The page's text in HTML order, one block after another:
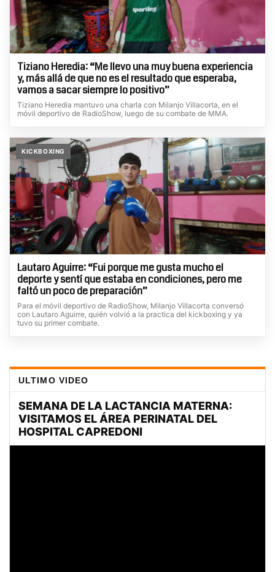
Tiziano Heredia: “Me llevo una muy buena experiencia
y, más allá de que no es el resultado que esperaba,
vamos a sacar siempre lo positivo”
Tiziano Heredia mantuvo una charla con Milanjo Villacorta, en el
móvil deportivo de RadioShow, luego de su combate de MMA.
KICKBOXING
Lautaro Aguirre: “Fui porque me gusta mucho el
deporte y sentí que estaba en condiciones, pero me
faltó un poco de preparación”
Para el móvil deportivo de RadioShow, Milanjo Villacorta conversó
con Lautaro Aguirre, quién volvió a la practica del kickboxing y ya
tuvo su primer combate.
ULTIMO VIDEO